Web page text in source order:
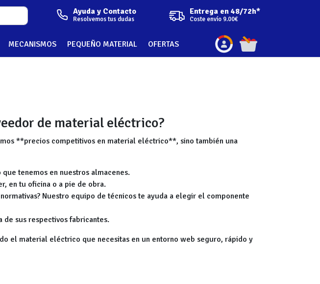
Ayuda y Contacto
Resolvemos tus dudas
Entrega en 48/72h*
Coste envío 9.00€
MECANISMOS PEQUEÑO MATERIAL OFERTAS
de material eléctrico?
**precios competitivos en material eléctrico**, sino también una
tenemos en nuestros almacenes.
en tu oficina o a pie de obra.
Nuestro equipo de técnicos te ayuda a elegir el componente
sus respectivos fabricantes.
el material eléctrico que necesitas en un entorno web seguro, rápido y